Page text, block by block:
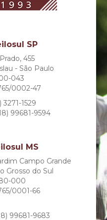
SP
455
- São Paulo
043
0002-47
1529
99681-9594
MS
Campo Grande
Grosso do Sul
000
0001-66
99681-9683